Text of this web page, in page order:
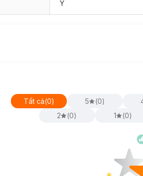
Ý
Tất cả(0) 5 (0)
2
(0) 1 (0)